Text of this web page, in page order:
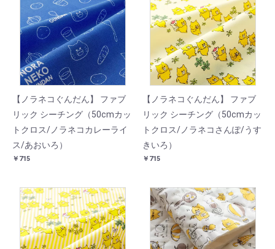
【ノラネコぐんだん】 ファブ
リック シーチング（50cmカッ
トクロス/ノラネコカレーライ
ス/あおいろ）
￥715
【ノラネコぐんだん】 ファブ
リック シーチング（50cmカッ
トクロス/ノラネコさんぽ/うす
きいろ）
￥715